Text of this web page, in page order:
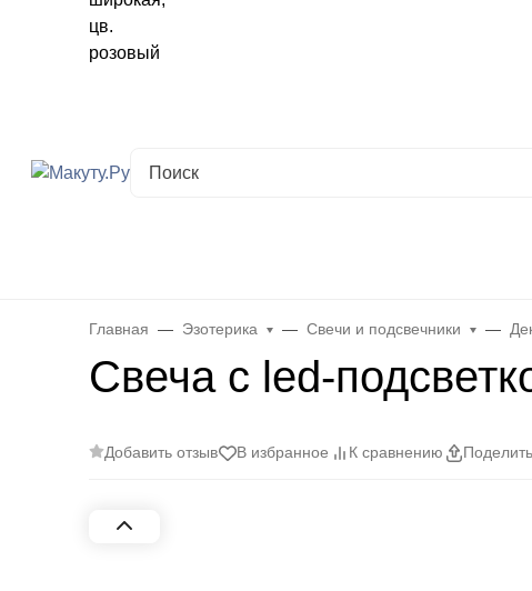
Главная Эзотерика Свечи и подсвечники
Свеча с led-
Добавить отзыв В избранное К сравнению